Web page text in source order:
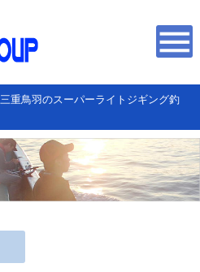
三重鳥羽のスーパーライトジギング釣